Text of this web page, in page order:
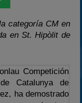
2020-2021
2022
2025
Estadísticas
categoría CM en
en St. Hipòlit de
Competición
Catalunya de
ha demostrado